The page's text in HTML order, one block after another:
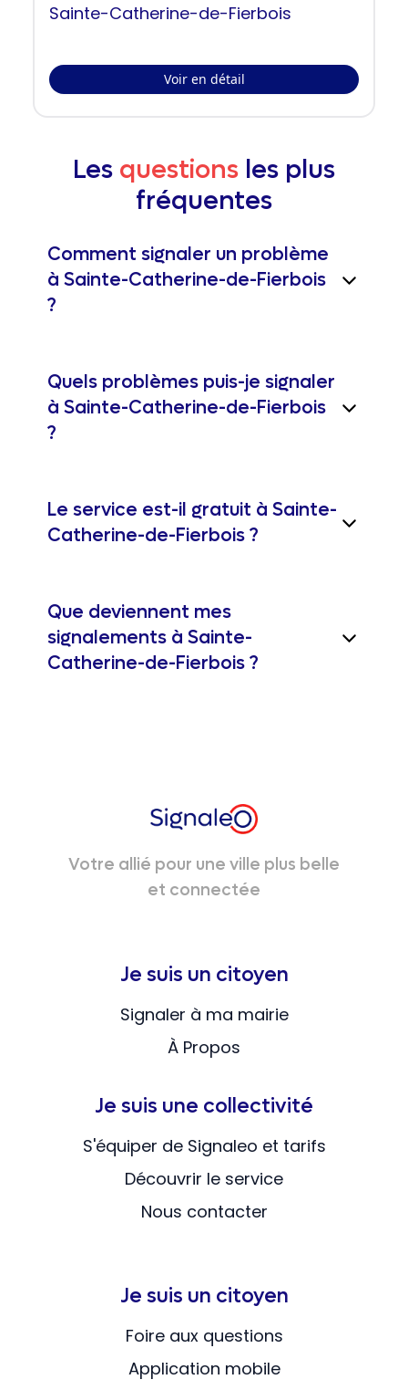
Sainte-Catherine-de-Fierbois
Voir en détail
Les questions les plus
fréquentes
Comment signaler un problème
à Sainte-Catherine-de-Fierbois
?
Quels problèmes puis-je signaler
à Sainte-Catherine-de-Fierbois
?
Le service est-il gratuit à Sainte-
Catherine-de-Fierbois ?
Que deviennent mes
signalements à Sainte-
Catherine-de-Fierbois ?
Votre allié pour une ville plus belle
et connectée
Je suis un citoyen
Signaler à ma mairie
À Propos
Je suis une collectivité
S'équiper de Signaleo et tarifs
Découvrir le service
Nous contacter
Je suis un citoyen
Foire aux questions
Application mobile